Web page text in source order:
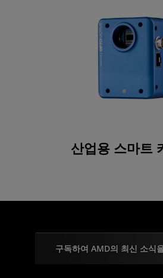
산업용 스마트
구독하여 AMD의 최신 소식